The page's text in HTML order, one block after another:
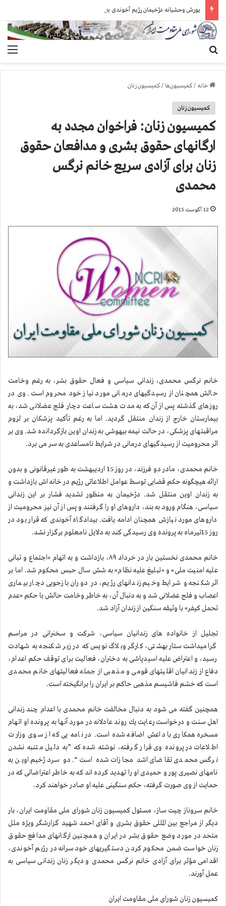
خانه /کمیسیون‌ها /کمیسیون زنان
کمیسیون زنان
كمیسیون زنان: فراخوان مجدد به
ارگانهای حقوق بشری و مدافعان حقوق
زنان برای آزادی سریع خانم نرگس
محمدی
12 آگوست 2015
خانم نرگس محمدی، زندانی سیاسی و فعال حقوق بشر، به رغم وخامت
حالش همچنان از رسیدگیهای درمانی مورد نیاز خود محروم است. وی در
روزهای گذشته پس از آن‌که به مدت هشت ساعت دچار فلج عضلانی شد، به
بیمارستان خارج از زندان منتقل گردید. اما به رغم تأكید پزشكان بر لزوم
مراقبتهای پزشكی، در حالت نیمه بیهوشی به زندان اوین بازگردانده شد. وی بر
اثر محرومیت از رسیدگیهای درمانی در شرایط نامساعدی به سر می برد.
خانم محمدی، مادر دو فرزند، در روز 15 اردیبهشت به طور غیرقانونی و بدون
ارائه هیچگونه حكم قضایی توسط عوامل اطلاعاتی رژیم در خانه اش بازداشت و
به زندان اوین منتقل شد. دژخیمان به منظور تشدید فشار بر این زندانی
سیاسی، هنگام ورود به بند، داروهای او را گرفتند و پس از آن نیز محرومیت از
داروهای مورد نیازش همچنان ادامه یافت. بیدادگاه آخوندی كه قرار بود در
روز 15تیرماه به پرونده وی رسیدگی كند به دلایل نامعلوم برگزار نشد.
خانم محمدی نخستین بار در خرداد ۸۹، بازداشت و به اتهام «اجتماع و تبانی
علیه امنیت ملی» و «تبلیغ علیه نظام» به شش سال حبس محكوم شد. اما بر
اثر شكنجه و شرایط وخیم زندانهای رژیم، در دوران بازجویی دچار بیماری
اعصاب و فلج عضلانی شد و به دنبال آن، به خاطر وخامت حالش با حکم «عدم
تحمل کیفر» با وثیقه سنگین از زندان آزاد شد.
تجلیل از خانواده های زندانیان سیاسی، شركت و سخنرانی در مراسم
گرامیداشت ستار بهشتی، كارگر وبلاگ نویس كه در زیر شكنجه به شهادت
رسید، و اعتراض علیه اسیدپاشی به دختران، فعالیت برای توقف حكم اعدام،
دفاع از زندانیان اقلیتهای قومی و مذهبی از جمله فعالیتهای خانم محمدی
است كه خشم فاشیسم مذهبی حاكم بر ایران را برانگیخته است.
همچنین گفته می شود به دنبال مخالفت خانم محمدی با اعدام چند زندانی
اهل سنت و درخواست رعایت یك روند عادلانه در مورد آنها به پرونده او اتهام
مسخره همكاری با داعش اضافه شده است. در نامه یی كه از سوی وزارت
اطلاعات در پرونده وی قرار گرفته، نوشته شده كه ”به دلیل متنبه نشدن
نرگس محمدی تقاضای اشد مجازات شده است“. دو سردژخیم اوین به
نامهای نصیری پور و حمیدی او را تهدید كرده اند كه به خاطر اعتراضاتی كه در
حمایت از وی صورت گرفته، حكم سنگینی علیه او صادر خواهند كرد.
خانم سروناز چیت ساز، مسئول كمیسیون زنان شورای ملی مقاومت ایران، بار
دیگر از مراجع بین المللی حقوق بشری و آقای احمد شهید گزارشگر ویژه ملل
متحد در مورد وضع حقوق بشر در ایران و همچنین ارگانهای مدافع حقوق
زنان خواست ضمن محكوم كردن دستگیریهای خودسرانه در رژیم آخوندی،
اقدامی مؤثر برای آزادی خانم نرگس محمدی و دیگر زنان زندانی سیاسی به
عمل آورند.
كمیسیون زنان شورای ملی مقاومت ایران